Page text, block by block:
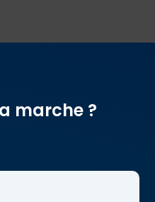
marche ?